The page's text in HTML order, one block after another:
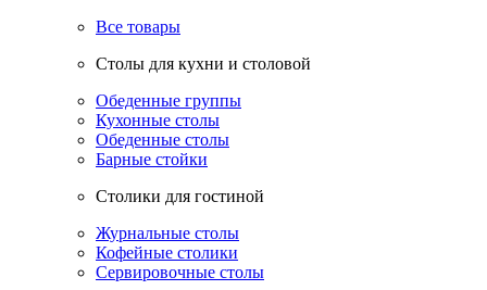
Все товары
Столы для кухни и столовой
Обеденные группы
Кухонные столы
Обеденные столы
Барные стойки
Столики для гостиной
Журнальные столы
Кофейные столики
Сервировочные столы